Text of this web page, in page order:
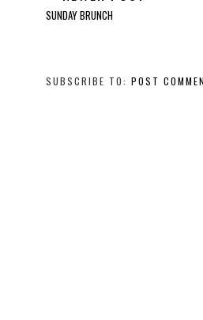
SUNDAY BRUNCH
SUBSCRIBE TO: POST